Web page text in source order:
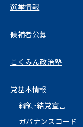
選挙情報
候補者公募
こくみん政治塾
党基本情報
綱領･結党宣言
ガバナンスコード